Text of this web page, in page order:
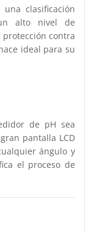
clasificación
alto nivel de
contra
ideal para su
de pH sea
pantalla LCD
ángulo y
el proceso de